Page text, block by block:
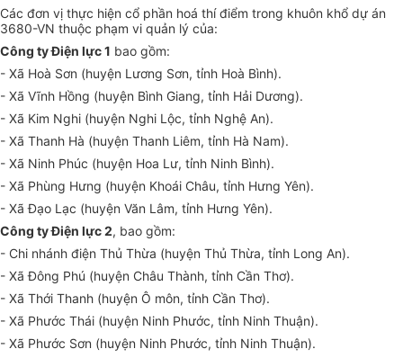
Các đơn vị thực hiện cổ phần hoá thí điểm trong khuôn khổ dự án
3680-VN thuộc phạm vi quản lý của:
Công ty Điện lực 1 bao gồm:
- Xã Hoà Sơn (huyện Lương Sơn, tỉnh Hoà Bình).
- Xã Vĩnh Hồng (huyện Bình Giang, tỉnh Hải Dương).
- Xã Kim Nghi (huyện Nghi Lộc, tỉnh Nghệ An).
- Xã Thanh Hà (huyện Thanh Liêm, tỉnh Hà Nam).
- Xã Ninh Phúc (huyện Hoa Lư, tỉnh Ninh Bình).
- Xã Phùng Hưng (huyện Khoái Châu, tỉnh Hưng Yên).
- Xã Đạo Lạc (huyện Văn Lâm, tỉnh Hưng Yên).
Công ty Điện lực 2, bao gồm:
- Chi nhánh điện Thủ Thừa (huyện Thủ Thừa, tỉnh Long An).
- Xã Đông Phú (huyện Châu Thành, tỉnh Cần Thơ).
- Xã Thới Thanh (huyện Ô môn, tỉnh Cần Thơ).
- Xã Phước Thái (huyện Ninh Phước, tỉnh Ninh Thuận).
- Xã Phước Sơn (huyện Ninh Phước, tỉnh Ninh Thuận).